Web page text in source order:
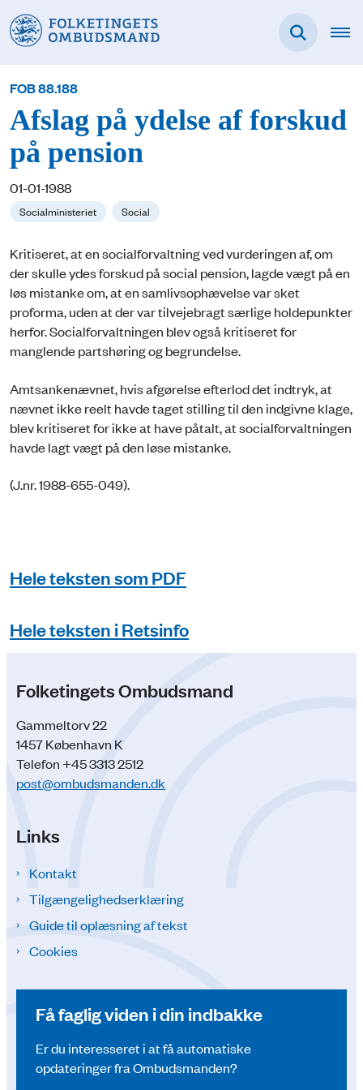
FOB 88.188
Afslag på ydelse af forskud
på pension
01-01-1988
Socialministeriet Social
Kritiseret, at en socialforvaltning ved vurderingen af, om
der skulle ydes forskud på social pension, lagde vægt på en
løs mistanke om, at en samlivsophævelse var sket
proforma, uden at der var tilvejebragt særlige holdepunkter
herfor. Socialforvaltningen blev også kritiseret for
manglende partshøring og begrundelse.
Amtsankenævnet, hvis afgørelse efterlod det indtryk, at
nævnet ikke reelt havde taget stilling til den indgivne klage,
blev kritiseret for ikke at have påtalt, at socialforvaltningen
havde lagt vægt på den løse mistanke.
(J.nr. 1988-655-049).
Hele teksten som PDF
Hele teksten i Retsinfo
Folketingets Ombudsmand
Gammeltorv 22
1457 København K
Telefon +45 3313 2512
post@ombudsmanden.dk
Links
Kontakt
Tilgængelighedserklæring
Guide til oplæsning af tekst
Cookies
Få faglig viden i din indbakke
Er du interesseret i at få automatiske
opdateringer fra Ombudsmanden?